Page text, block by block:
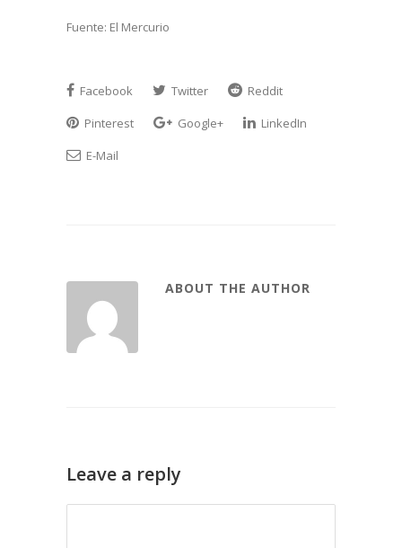
Fuente: El Mercurio
Facebook Twitter
Reddit
Pinterest
Google+
LinkedIn
E-Mail
ABOUT THE AUTHOR
Leave a reply